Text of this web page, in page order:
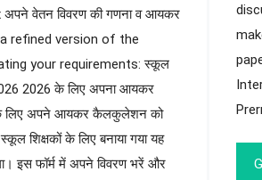
वेतन विवरण की गणना व आयकर
a refined version of the
your requirements: स्कूल
2026 के लिए अपना आयकर
लिए अपने आयकर कैलकुलेशन को
शिक्षकों के लिए बनाया गया यह
इस फॉर्म में अपने विवरण भरें और